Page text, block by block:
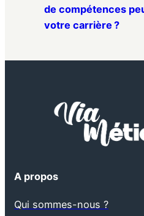
de compétences
votre carrière ?
A propos
Qui sommes-nous ?